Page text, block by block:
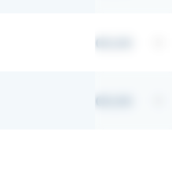
00,00
00,00